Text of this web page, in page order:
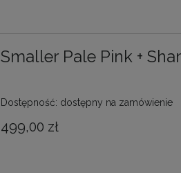
Smaller Pale Pink +
Dostępność: dostępny na zamówienie
499,00 zł